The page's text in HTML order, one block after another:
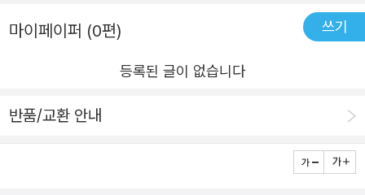
산호와 연화가 마음의 힘이 되었던 것 같습니다. 우연히 모
였지만 가족이라는 따듯한 관계가 되어준 이들이 있어서 보
름은 바른 선택을 할 수 있었나 봐요.보름에게 주어진 기회,
바랍니다. 작가님의 탁월한 묘사 솜씨에 영화를 보듯 자세히
않지만,,,과연 옳은 선택일까요?보름이 그것을 알았을 때는
어떠할까요?그리고 산호가 찾던 마고의 이야기까지,,,​집착
야기!!작품은 한국와 일본을 배경으로 월신과 산군, 무당 그
리고 악신이라는매력적인 캐릭터들이 생존을 놓고 벌이틑
비로운 분위기 속에서 신들 간의 전쟁을힘있게 풀어내는 한
이 부족해서 약간은 아쉬웠음..!! 그래도 월신 보름이 배트를
휘두르며 악귀와 맞서 싸우는 모습, 산군 산호가 호랑이답게
포효하며 싸우는 장면은 인상 깊었다. 첫사랑의 약속을 믿었
지켜주는 산호의 관계 역시 흔한 사랑 이야기일 수 있으나,
P.43'인간들은 혼자서는 살 수 없는 존재니까. 별것도 아닌
마이페이퍼 (0편) 쓰기
등록된 글이 없습니다
반품/교환 안내